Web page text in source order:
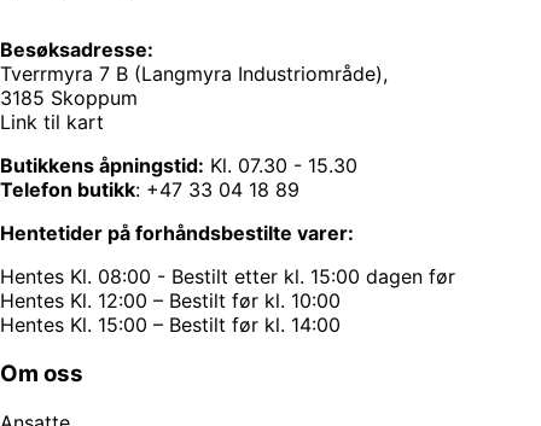
Besøksadresse:
Tverrmyra 7 B (Langmyra Industriområde),
3185 Skoppum
Link til kart
Butikkens åpningstid: Kl. 07.30 - 15.30
Telefon butikk: +47 33 04 18 89
Hentetider på forhåndsbestilte varer:
Hentes Kl. 08:00 - Bestilt etter kl. 15:00 dagen før
Hentes Kl. 12:00 – Bestilt før kl. 10:00
Hentes Kl. 15:00 – Bestilt før kl. 14:00
Om oss